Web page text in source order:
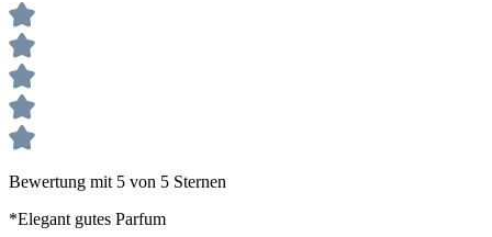
Bewertung mit 5 von 5 Sternen
*Elegant gutes Parfum